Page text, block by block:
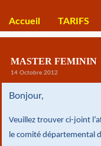
Accueil TARIFS
MASTER FEMININ
14 Octobre 2012
Bonjour,
Veuillez trouver ci-joint
le comité départemental